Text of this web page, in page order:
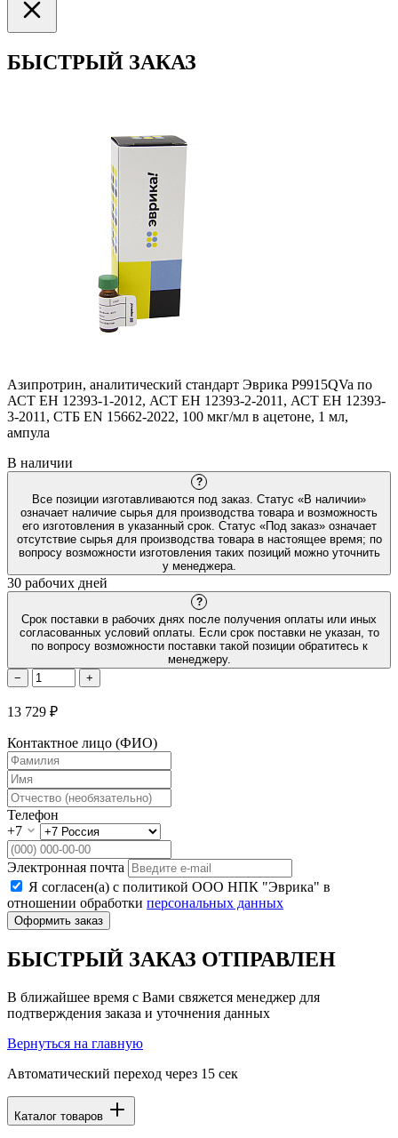
БЫСТРЫЙ ЗАКАЗ
Азипротрин, аналитический стандарт Эврика P9915QVa по
АСТ ЕН 12393-1-2012, АСТ ЕН 12393-2-2011, АСТ ЕН 12393-
3-2011, СТБ EN 15662-2022, 100 мкг/мл в ацетоне, 1 мл,
ампула
В наличии
?
Все позиции изготавливаются под заказ. Статус «В наличии»
означает наличие сырья для производства товара и возможность
его изготовления в указанный срок. Статус «Под заказ» означает
отсутствие сырья для производства товара в настоящее время; по
вопросу возможности изготовления таких позиций можно уточнить
у менеджера.
30 рабочих дней
?
Срок поставки в рабочих днях после получения оплаты или иных
согласованных условий оплаты. Если срок поставки не указан, то
по вопросу возможности поставки такой позиции обратитесь к
менеджеру.
−
+
13 729 ₽
Контактное лицо (ФИО)
Телефон
+7
Электронная почта
Я согласен(а) с политикой ООО НПК "Эврика" в
отношении обработки персональных данных
Оформить заказ
БЫСТРЫЙ ЗАКАЗ ОТПРАВЛЕН
В ближайшее время с Вами свяжется менеджер для
подтверждения заказа и уточнения данных
Вернуться на главную
Автоматический переход через 15 сек
Каталог товаров